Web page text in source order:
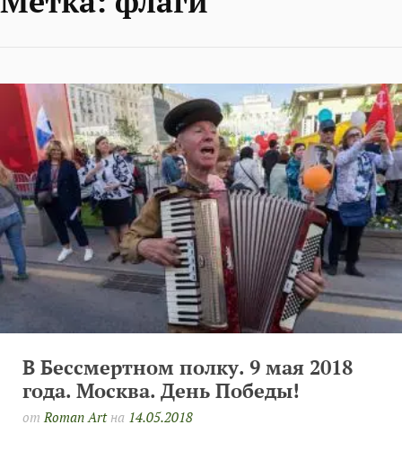
В Бессмертном полку. 9 мая 2018
года. Москва. День Победы!
отRoman Artна 14.05.2018